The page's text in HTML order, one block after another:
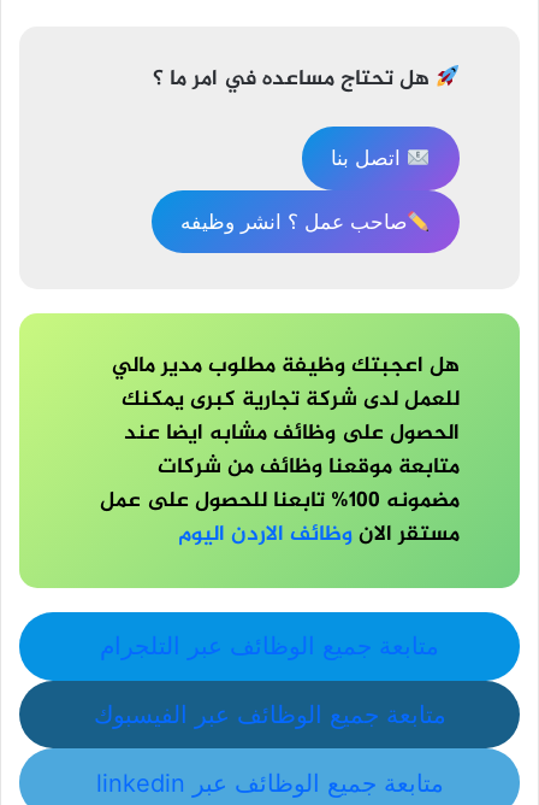
هل تحتاج مساعده في امر ما ؟
اتصل بنا
صاحب عمل ؟ انشر وظيفه
هل اعجبتك وظيفة مطلوب مدير مالي
للعمل لدى شركة تجارية كبرى يمكنك
الحصول على وظائف مشابه ايضا عند
متابعة موقعنا وظائف من شركات
مضمونه 100% تابعنا للحصول على عمل
مستقر الانوظائف الاردن اليوم
متابعة جميع الوظائف عبر التلجرام
متابعة جميع الوظائف عبر الفيسبوك
متابعة جميع الوظائف عبر linkedin